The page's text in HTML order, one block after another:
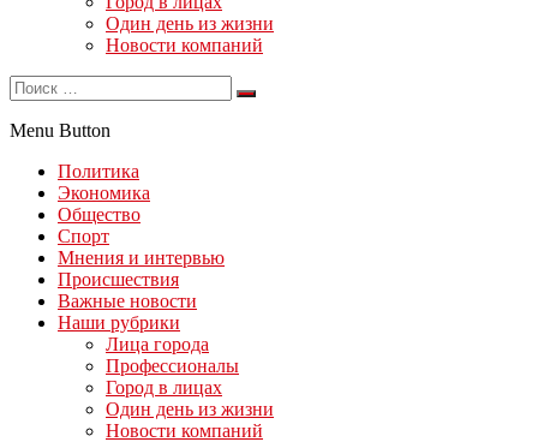
Один день из жизни
Новости компаний
Menu Button
Политика
Экономика
Общество
Спорт
Мнения и интервью
Происшествия
Важные новости
Наши рубрики
Лица города
Профессионалы
Город в лицах
Один день из жизни
Новости компаний